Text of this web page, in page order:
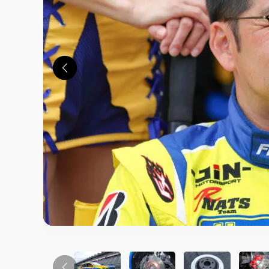
この画像の記事を